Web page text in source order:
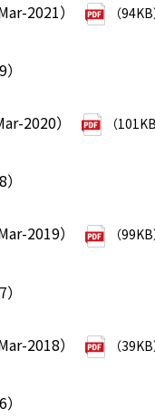
2021） （
2020） （
2019） （
2018） （